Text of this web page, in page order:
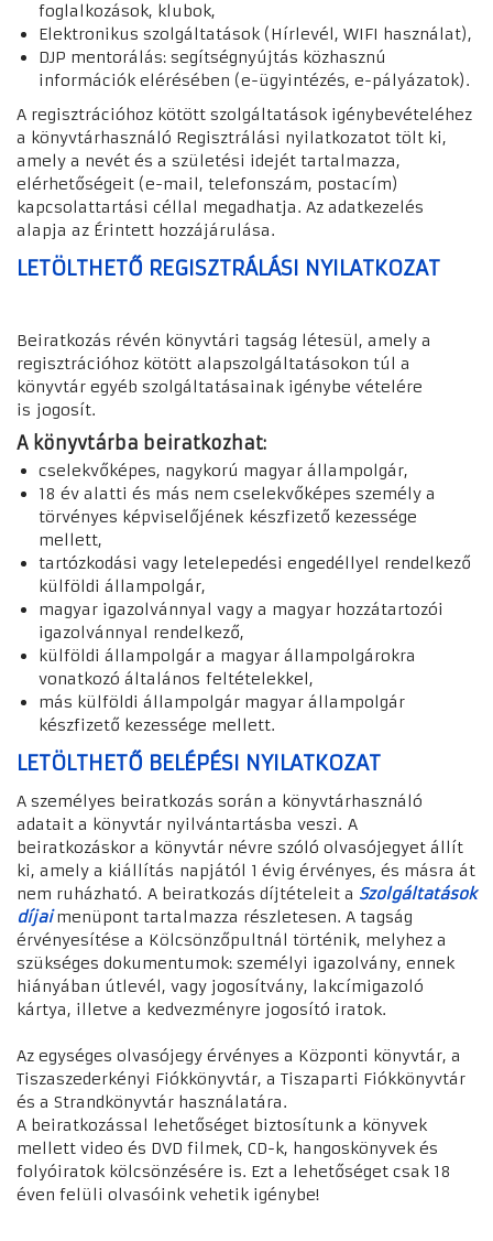
foglalkozások, klubok,
Elektronikus szolgáltatások (Hírlevél, WIFI használat),
DJP mentorálás: segítségnyújtás közhasznú
információk elérésében (e-ügyintézés, e-pályázatok).
A regisztrációhoz kötött szolgáltatások igénybevételéhez
a könyvtárhasználó Regisztrálási nyilatkozatot tölt ki,
amely a nevét és a születési idejét tartalmazza,
elérhetőségeit (e-mail, telefonszám, postacím)
kapcsolattartási céllal megadhatja. Az adatkezelés
alapja az Érintett hozzájárulása.
LETÖLTHETŐ REGISZTRÁLÁSI NYILATKOZAT
Beiratkozás révén könyvtári tagság létesül, amely a
regisztrációhoz kötött alapszolgáltatásokon túl a
könyvtár egyéb szolgáltatásainak igénybe vételére
is jogosít.
A könyvtárba beiratkozhat:
cselekvőképes, nagykorú magyar állampolgár,
18 év alatti és más nem cselekvőképes személy a
törvényes képviselőjének készfizető kezessége
mellett,
tartózkodási vagy letelepedési engedéllyel rendelkező
külföldi állampolgár,
magyar igazolvánnyal vagy a magyar hozzátartozói
igazolvánnyal rendelkező,
külföldi állampolgár a magyar állampolgárokra
vonatkozó általános feltételekkel,
más külföldi állampolgár magyar állampolgár
készfizető kezessége mellett.
LETÖLTHETŐ BELÉPÉSI NYILATKOZAT
A személyes beiratkozás során a könyvtárhasználó
adatait a könyvtár nyilvántartásba veszi. A
beiratkozáskor a könyvtár névre szóló olvasójegyet állít
ki, amely a kiállítás napjától 1 évig érvényes, és másra át
nem ruházható. A beiratkozás díjtételeit a Szolgáltatások
díjai menüpont tartalmazza részletesen. A tagság
érvényesítése a Kölcsönzőpultnál történik, melyhez a
szükséges dokumentumok: személyi igazolvány, ennek
hiányában útlevél, vagy jogosítvány, lakcímigazoló
kártya, illetve a kedvezményre jogosító iratok.
Az egységes olvasójegy érvényes a Központi könyvtár, a
Tiszaszederkényi Fiókkönyvtár, a Tiszaparti Fiókkönyvtár
és a Strandkönyvtár használatára.
A beiratkozással lehetőséget biztosítunk a könyvek
mellett video és DVD filmek, CD-k, hangoskönyvek és
folyóiratok kölcsönzésére is. Ezt a lehetőséget csak 18
éven felüli olvasóink vehetik igénybe!